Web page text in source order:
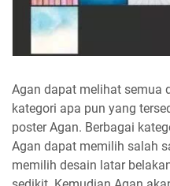
Agan dapat melihat semua
kategori apa pun yang
poster Agan. Berbagai
Agan dapat memilih salah
memilih desain latar